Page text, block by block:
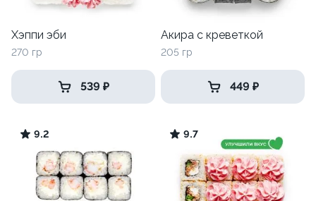
Хэппи эби
270 гр
539 ₽
Акира с креветкой
205 гр
449 ₽
9.2 9.7